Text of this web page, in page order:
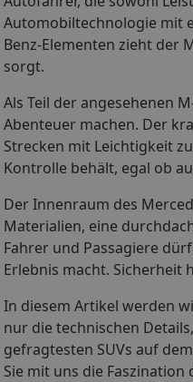
Automobiltechnologie mit
Benz-Elementen zieht der
sorgt.
Als Teil der angesehenen
Abenteuer machen. Der
Strecken mit Leichtigkeit
Kontrolle behält, egal ob
Der Innenraum des
Materialien, eine
Fahrer und Passagiere
Erlebnis macht. Sicherheit
In diesem Artikel werden
nur die technischen
gefragtesten SUVs auf
Sie mit uns die Faszination